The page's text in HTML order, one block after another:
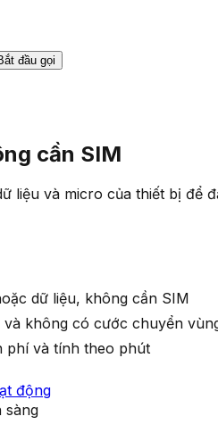
đầu gọi
cần SIM
liệu và micro của thiết bị để
dữ liệu, không cần SIM
và không có cước chuyển
phí và tính theo phút
động
sàng